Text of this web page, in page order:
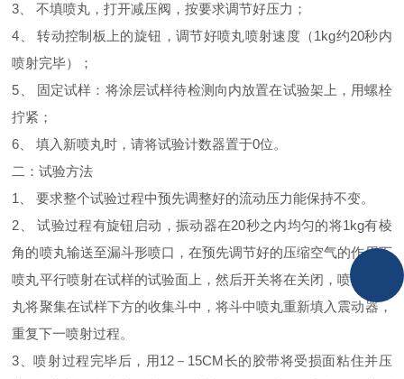
3、
不填喷丸，打开减压阀，按要求调节好压力；
4、
转动控制板上的旋钮，调节好喷丸喷射速度（1kg约20秒内
喷射完毕）；
5、
固定试样：将涂层试样待检测向内放置在试验架上，用螺栓
拧紧；
6、
填入新喷丸时，请将试验计数器置于0位。
二：试验方法
1、
要求整个试验过程中预先调整好的流动压力能保持不变。
2、
试验过程有旋钮启动， 振动器在20秒之内均匀的将1kg有棱
角的喷丸输送至漏斗形喷口，在预先调节好的压缩空气的作用下
喷丸平行喷射在试样的试验面上，然后开关将在关闭，喷出的喷
丸将聚集在试样下方的收集斗中，将斗中喷丸重新填入震动器，
重复下一喷射过程。
3、喷射过程完毕后，用12 － 15CM长的胶带将受损面粘住并压